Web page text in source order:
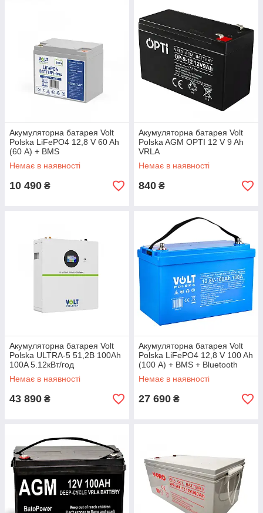
Акумуляторна батарея Volt
Polska LiFePO4 12,8 V 60 Ah
(60 А) + BMS
Немає в наявності
10 490 ₴
Акумуляторна батарея Volt
Polska AGM OPTI 12 V 9 Ah
VRLA
Немає в наявності
840 ₴
Акумуляторна батарея Volt
Polska ULTRA-5 51,2В 100Ah
100A 5.12кВт/год
Немає в наявності
43 890 ₴
Акумуляторна батарея Volt
Polska LiFePO4 12,8 V 100 Ah
(100 А) + BMS + Bluetooth
Немає в наявності
27 690 ₴